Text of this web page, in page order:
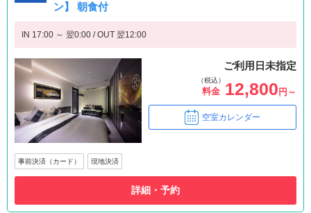
ン】 朝食付
IN 17:00 ～ 翌0:00 / OUT 翌12:00
ご利用日未指定
（税込）
料金 12,800 円～
空室カレンダー
事前決済（カード） 現地決済
詳細・予約